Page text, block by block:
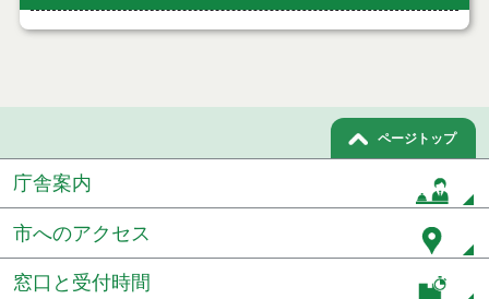
ページトップ
庁舎案内
市へのアクセス
窓口と受付時間